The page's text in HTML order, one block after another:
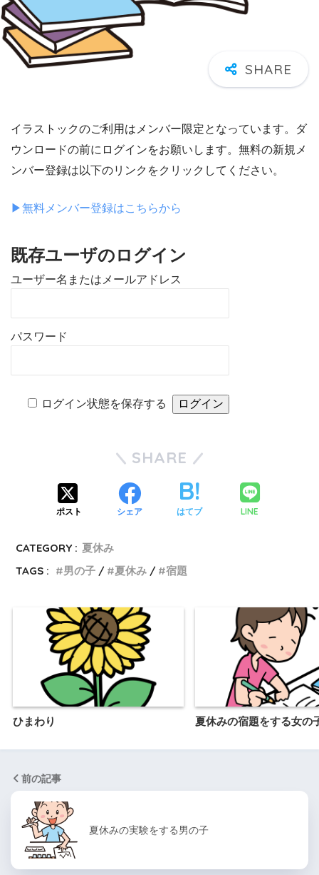
イラストックのご利用はメンバー限定となっています。ダ
ウンロードの前にログインをお願いします。無料の新規メ
ンバー登録は以下のリンクをクリックしてください。
▶︎無料メンバー登録はこちらから
既存ユーザのログイン
ユーザー名またはメールアドレス
パスワード
ログイン状態を保存する
SHARE
ポスト シェア はてブ LINE
CATEGORY : 夏休み
TAGS :
男の子 夏休み 宿題
ひまわり 夏休みの宿題をする女の
前の記事
夏休みの実験をする男の子